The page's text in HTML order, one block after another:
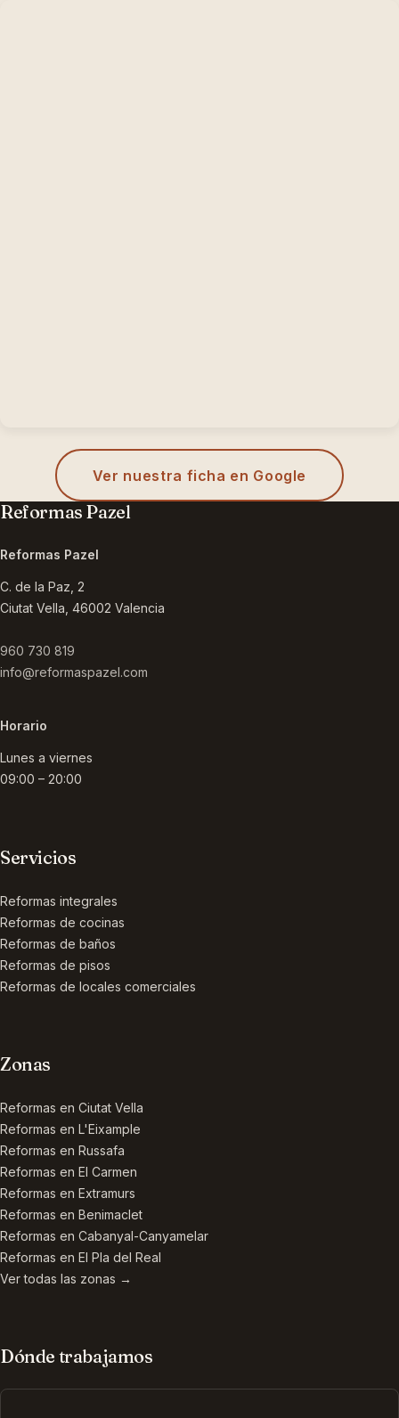
Ver nuestra ficha en Google
Reformas Pazel
Reformas Pazel
C. de la Paz, 2
Ciutat Vella 46002 Valencia
960 730 819
info@reformaspazel.com
Horario
Lunes a viernes
09:00 – 20:00
Servicios
Reformas integrales
Reformas de cocinas
Reformas de baños
Reformas de pisos
Reformas de locales comerciales
Zonas
Reformas en Ciutat Vella
Reformas en L'Eixample
Reformas en Russafa
Reformas en El Carmen
Reformas en Extramurs
Reformas en Benimaclet
Reformas en Cabanyal-Canyamelar
Reformas en El Pla del Real
Ver todas las zonas →
Dónde trabajamos